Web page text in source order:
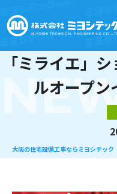
「ミライエ」
ルオープン
大阪の住宅設備工事ならミヨシテック